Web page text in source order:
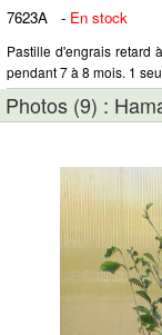
7623A
- En stock
Pastille d'engrais retard
pendant 7 à 8 mois. 1
Photos (9) :